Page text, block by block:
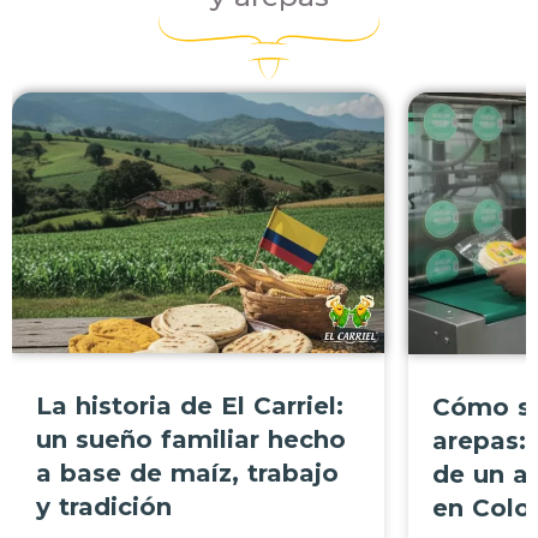
Todos los artículos
La historia de El Carriel:
un sueño familiar hecho
a base de maíz, trabajo
y tradición
Todos los
Cómo
arepas:
de un
en